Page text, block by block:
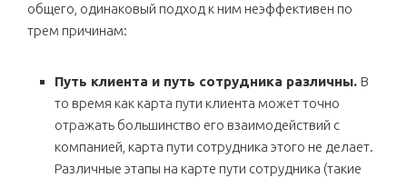
общего, одинаковый подход к ним неэффективен по
трем причинам:
Путь клиента и путь сотрудника различны. В
то время как карта пути клиента может точно
отражать большинство его взаимодействий с
компанией, карта пути сотрудника этого не делает.
Различные этапы на карте пути сотрудника (такие